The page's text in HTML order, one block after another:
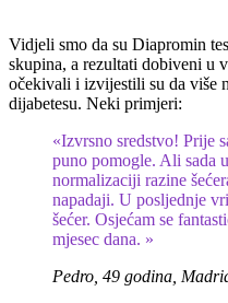
Vidjeli smo da su Diapromin
skupina, a rezultati dobiveni u
očekivali i izvijestili su da više
dijabetesu. Neki primjeri:
«Izvrsno sredstvo! Prije
puno pomogle. Ali sada
normalizaciji razine
napadaji. U posljednje
šećer. Osjećam se
mjesec dana. »
Pedro, 49 godina,